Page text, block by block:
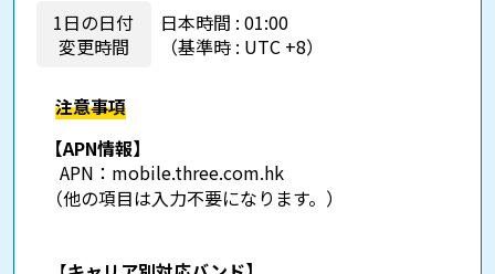
1日の日付
変更時間
日本時間 : 01:00
（基準時 : UTC +8）
注意事項
【APN情報】
APN： mobile.three.com.hk
（他の項目は入力不要になります。）